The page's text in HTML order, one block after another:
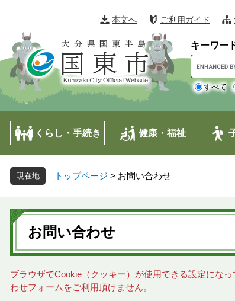
本文へ ご利用ガイド
キーワー
o
o
l
すべて
くらし・手続き 健康・福祉
トップページ > お問い合わせ
本
文
お問い合わせ
ブラウザでCookie（クッキー）が使用できる設定にな
わせフォームをご利用頂けません。